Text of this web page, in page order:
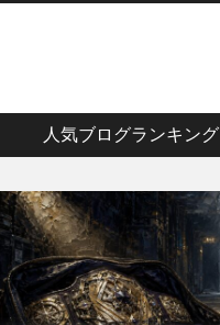
人気ブログランキング